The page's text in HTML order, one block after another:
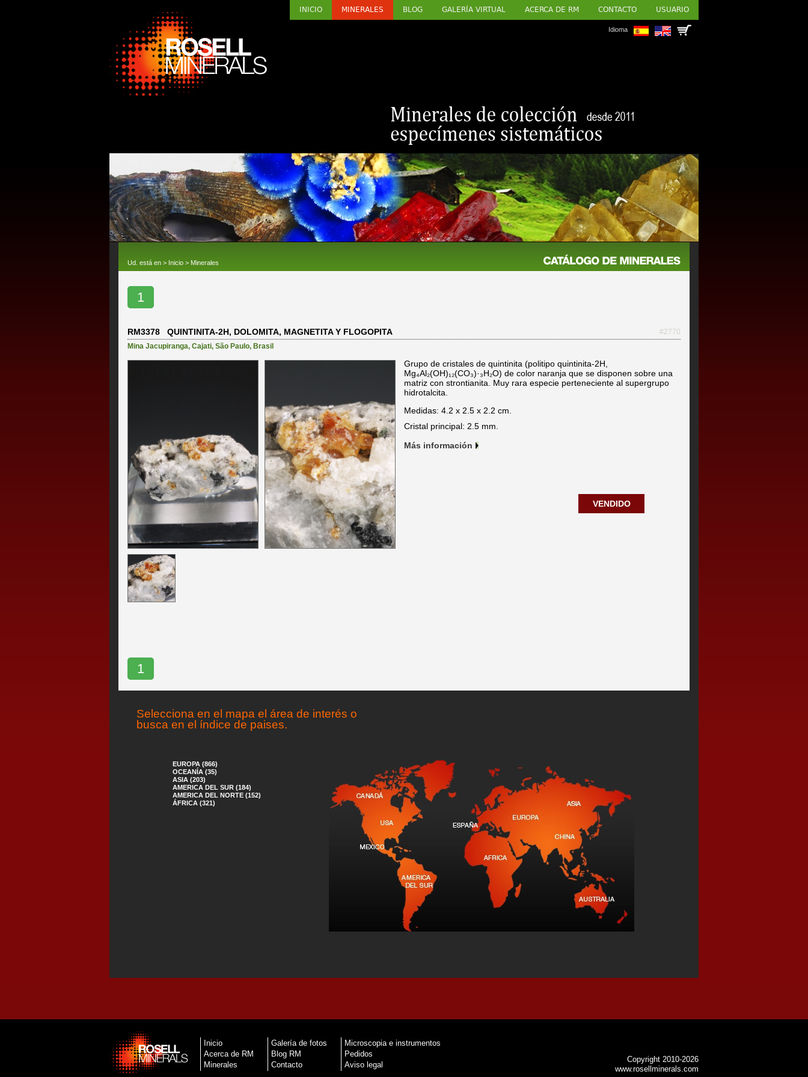
INICIO MINERALES BLOG GALERÍA VIRTUAL ACERCA DE RM CONTACTO USUARIO
Idioma
Ud. está en > Inicio > Minerales
1
RM3378 QUINTINITA-2H, DOLOMITA, MAGNETITA Y FLOGOPITA
#2770
Mina Jacupiranga, Cajati, São Paulo, Brasil
Grupo de cristales de quintinita (politipo quintinita-2H,
Mg₄Al₂(OH)₁₂(CO₃)·₃H₂O) de color naranja que se disponen sobre una
matriz con strontianita. Muy rara especie perteneciente al supergrupo
hidrotalcita.
Medidas: 4.2 x 2.5 x 2.2 cm.
Cristal principal: 2.5 mm.
Más información
VENDIDO
1
Selecciona en el mapa el área de interés o
busca en el índice de paises.
EUROPA (866)
OCEANÍA (35)
ASIA (203)
AMERICA DEL SUR (184)
AMERICA DEL NORTE (152)
ÁFRICA (321)
Inicio
Acerca de RM
Minerales
Galería de fotos
Blog RM
Contacto
Microscopia e instrumentos
Pedidos
Aviso legal
Copyright 2010-2026
www.rosellminerals.com